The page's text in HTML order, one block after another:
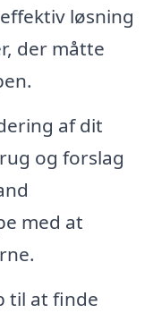
løsning
der måtte
af dit
og forslag
med at
til at finde